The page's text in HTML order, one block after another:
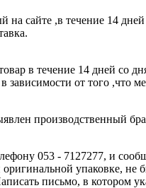
сайте ,в течение 14
в течение 14 дней со
зависимости от того ,что
производственный
053 - 7127277, и
упаковке,
письмо, в котором